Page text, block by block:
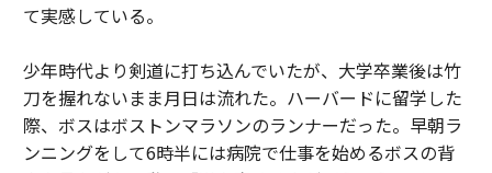
て実感している。
少年時代より剣道に打ち込んでいたが、大学卒業後は竹
刀を握れないまま月日は流れた。ハーバードに留学した
際、ボスはボストンマラソンのランナーだった。早朝ラ
ンニングをして6時半には病院で仕事を始めるボスの背